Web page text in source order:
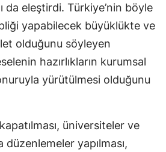
da eleştirdi. Türkiye’nin böyle
yapabilecek büyüklükte ve
olduğunu söyleyen
hazırlıkların kurumsal
yürütülmesi olduğunu
üniversiteler ve
düzenlemeler yapılması,